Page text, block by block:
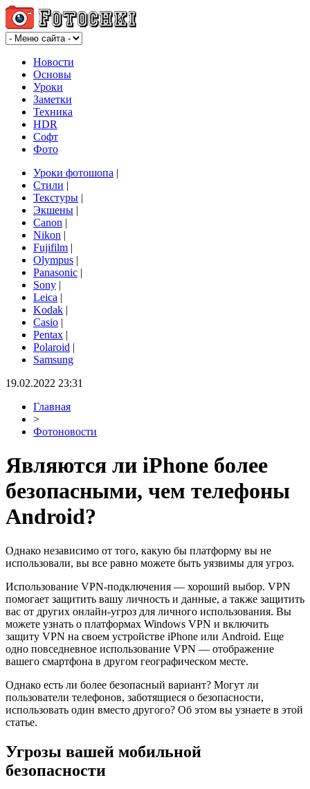
Новости
Основы
Уроки
Заметки
Техника
HDR
Софт
Фото
Уроки фотошопа |
Стили |
Текстуры |
Экшены |
Canon |
Nikon |
Fujifilm |
Olympus |
Panasonic |
Sony |
Leica |
Kodak |
Casio |
Pentax |
Polaroid |
Samsung
19.02.2022 23:31
Главная
>
Фотоновости
Являются ли iPhone более
безопасными, чем телефоны
Android?
Однако независимо от того, какую бы платформу вы не
использовали, вы все равно можете быть уязвимы для угроз.
Использование VPN-подключения — хороший выбор. VPN
помогает защитить вашу личность и данные, а также защитить
вас от других онлайн-угроз для личного использования. Вы
можете узнать о платформах Windows VPN и включить
защиту VPN на своем устройстве iPhone или Android. Еще
одно повседневное использование VPN — отображение
вашего смартфона в другом географическом месте.
Однако есть ли более безопасный вариант? Могут ли
пользователи телефонов, заботящиеся о безопасности,
использовать один вместо другого? Об этом вы узнаете в этой
статье.
Угрозы вашей мобильной
безопасности